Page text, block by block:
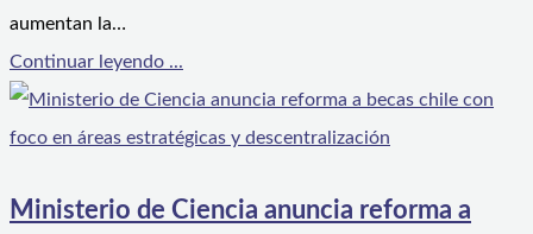
aumentan la…
Continuar leyendo ...
Ministerio de Ciencia anuncia reforma a